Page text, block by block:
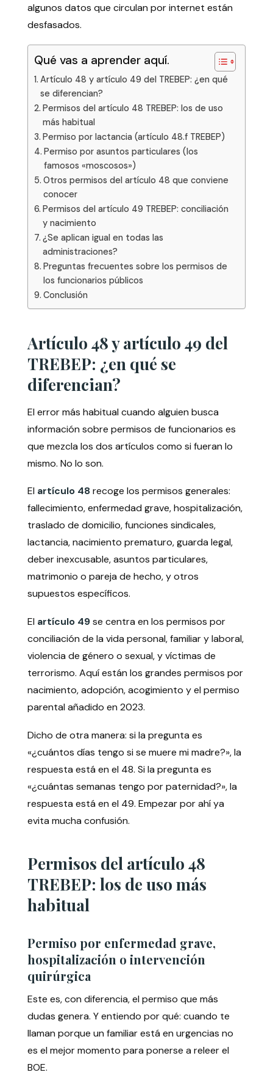
algunos datos que circulan por internet están
desfasados.
Qué vas a aprender aquí.
Artículo 48 y artículo 49 del TREBEP: ¿en qué
se diferencian?
Permisos del artículo 48 TREBEP: los de uso
más habitual
Permiso por lactancia (artículo 48.f TREBEP)
Permiso por asuntos particulares (los
famosos «moscosos»)
Otros permisos del artículo 48 que conviene
conocer
Permisos del artículo 49 TREBEP: conciliación
y nacimiento
¿Se aplican igual en todas las
administraciones?
Preguntas frecuentes sobre los permisos de
los funcionarios públicos
Conclusión
Artículo 48 y artículo 49 del
TREBEP: ¿en qué se
diferencian?
El error más habitual cuando alguien busca
información sobre permisos de funcionarios es
que mezcla los dos artículos como si fueran lo
mismo. No lo son.
El artículo 48recoge los permisos generales:
fallecimiento, enfermedad grave, hospitalización,
traslado de domicilio, funciones sindicales,
lactancia, nacimiento prematuro, guarda legal,
deber inexcusable, asuntos particulares,
matrimonio o pareja de hecho, y otros
supuestos específicos.
El artículo 49se centra en los permisos por
conciliación de la vida personal, familiar y laboral,
violencia de género o sexual, y víctimas de
terrorismo. Aquí están los grandes permisos por
nacimiento, adopción, acogimiento y el permiso
parental añadido en 2023.
Dicho de otra manera: si la pregunta es
«¿cuántos días tengo si se muere mi madre?», la
respuesta está en el 48. Si la pregunta es
«¿cuántas semanas tengo por paternidad?», la
respuesta está en el 49. Empezar por ahí ya
evita mucha confusión.
Permisos del artículo 48
TREBEP: los de uso más
habitual
Permiso por enfermedad grave,
hospitalización o intervención
quirúrgica
Este es, con diferencia, el permiso que más
dudas genera. Y entiendo por qué: cuando te
llaman porque un familiar está en urgencias no
es el mejor momento para ponerse a releer el
BOE.